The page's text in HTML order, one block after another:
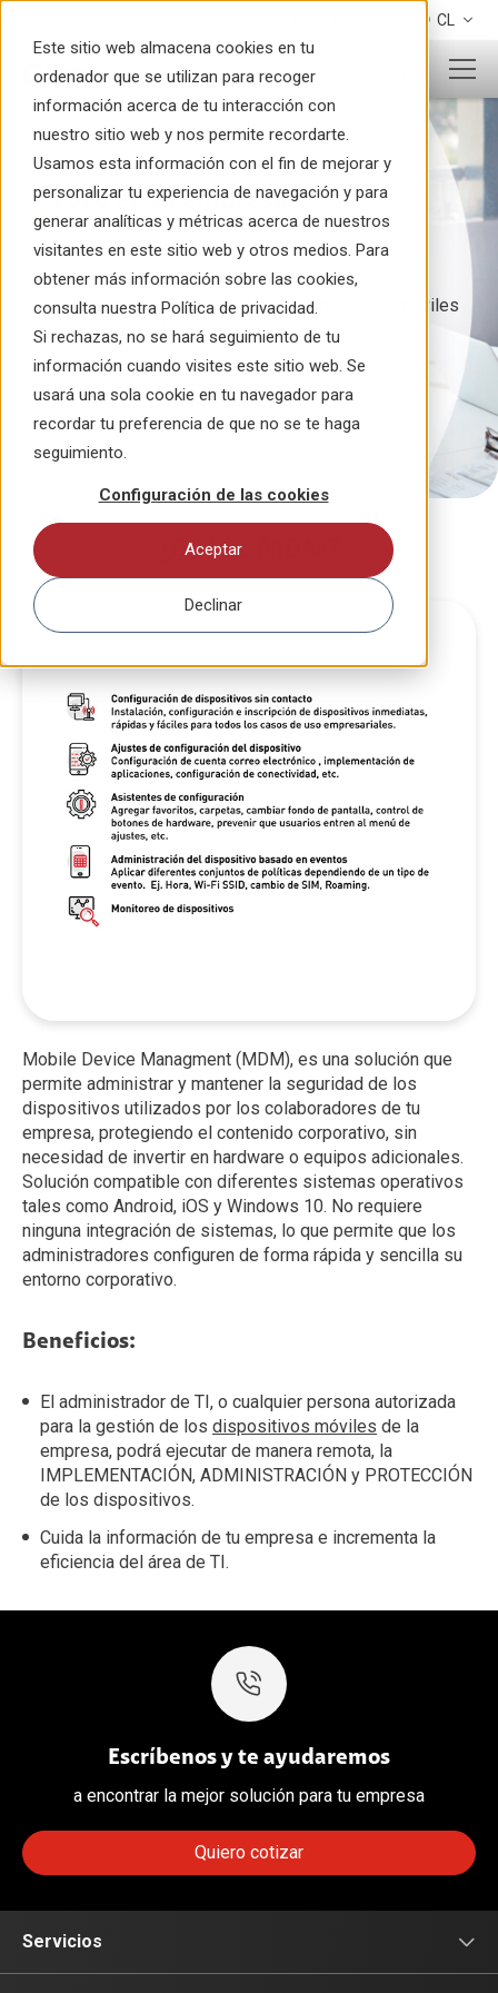
Este sitio web almacena cookies en tu
ordenador que se utilizan para recoger
información acerca de tu interacción con
nuestro sitio web y nos permite recordarte.
Usamos esta información con el fin de mejorar y
personalizar tu experiencia de navegación y para
generar analíticas y métricas acerca de nuestros
visitantes en este sitio web y otros medios. Para
obtener más información sobre las cookies,
consulta nuestra Política de privacidad.
Si rechazas, no se hará seguimiento de tu
información cuando visites este sitio web. Se
usará una sola cookie en tu navegador para
recordar tu preferencia de que no se te haga
seguimiento.
Configuración de las cookies
Aceptar
Declinar
CL
Foco en tu empresa
Mobile Device Managment (MDM) permite a los
administradores de TI administrar y configurar de
manera remota los ajustes de los dispositivos móviles
de sus colaboradores.
¿Qué es MDM?
Mobile Device Managment (MDM), es una solución que
permite administrar y mantener la seguridad de los
dispositivos utilizados por los colaboradores de tu
empresa, protegiendo el contenido corporativo, sin
necesidad de invertir en hardware o equipos adicionales.
Solución compatible con diferentes sistemas operativos
tales como Android, iOS y Windows 10. No requiere
ninguna integración de sistemas, lo que permite que los
administradores configuren de forma rápida y sencilla su
entorno corporativo.
Beneficios:
El administrador de TI, o cualquier persona autorizada
para la gestión de los dispositivos móviles de la
empresa, podrá ejecutar de manera remota, la
IMPLEMENTACIÓN, ADMINISTRACIÓN y PROTECCIÓN
de los dispositivos.
Cuida la información de tu empresa e incrementa la
eficiencia del área de TI.
Escríbenos y te ayudaremos
a encontrar la mejor solución para tu empresa
Quiero cotizar
Servicios